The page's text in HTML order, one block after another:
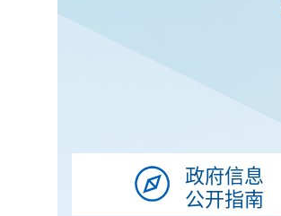
政府信息
公开指南